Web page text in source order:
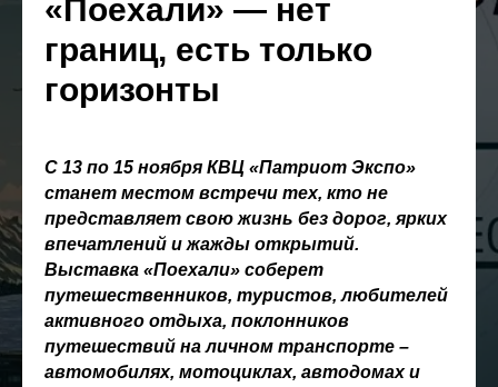
«Поехали» — нет
границ, есть только
горизонты
С 13 по 15 ноября КВЦ «Патриот Экспо»
станет местом встречи тех, кто не
представляет свою жизнь без дорог, ярких
впечатлений и жажды открытий.
Выставка «Поехали» соберет
путешественников, туристов, любителей
активного отдыха, поклонников
путешествий на личном транспорте –
автомобилях, мотоциклах, автодомах и